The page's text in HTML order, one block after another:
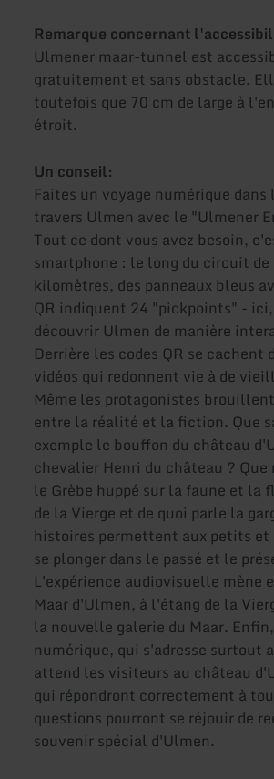
Remarque concernant
Ulmener maar-tunnel est
gratuitement et sans obstacle.
toutefois que 70 cm de large à
étroit.
Un conseil:
Faites un voyage numérique dans
travers Ulmen avec le "Ulmener
Tout ce dont vous avez besoin,
smartphone : le long du circuit de
kilomètres, des panneaux bleus
QR indiquent 24 "pickpoints" -
découvrir Ulmen de manière
Derrière les codes QR se cachent
vidéos qui redonnent vie à de
Même les protagonistes
entre la réalité et la fiction. Que
exemple le bouffon du château
chevalier Henri du château ? Que
le Grèbe huppé sur la faune et la
de la Vierge et de quoi parle la
histoires permettent aux petits et
se plonger dans le passé et le
L'expérience audiovisuelle mène
Maar d'Ulmen, à l'étang de la
la nouvelle galerie du Maar.
numérique, qui s'adresse surtout
attend les visiteurs au château
qui répondront correctement à
questions pourront se réjouir de
souvenir spécial d'Ulmen.